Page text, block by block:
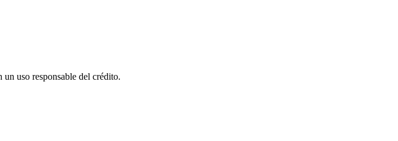
uso responsable del crédito.